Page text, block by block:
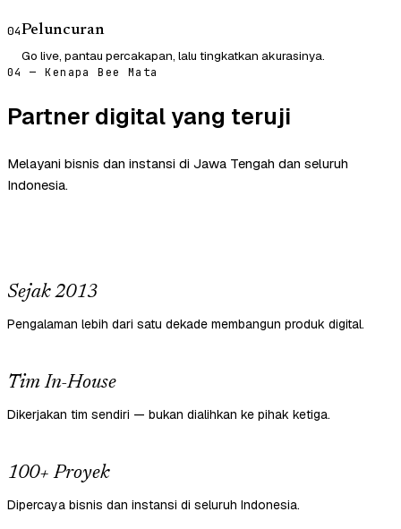
04Peluncuran
Go live, pantau percakapan, lalu tingkatkan akurasinya.
04 — Kenapa Bee Mata
Partner digital yang teruji
Melayani bisnis dan instansi di Jawa Tengah dan seluruh
Indonesia.
Sejak 2013
Pengalaman lebih dari satu dekade membangun produk digital.
Tim In-House
Dikerjakan tim sendiri — bukan dialihkan ke pihak ketiga.
100+ Proyek
Dipercaya bisnis dan instansi di seluruh Indonesia.